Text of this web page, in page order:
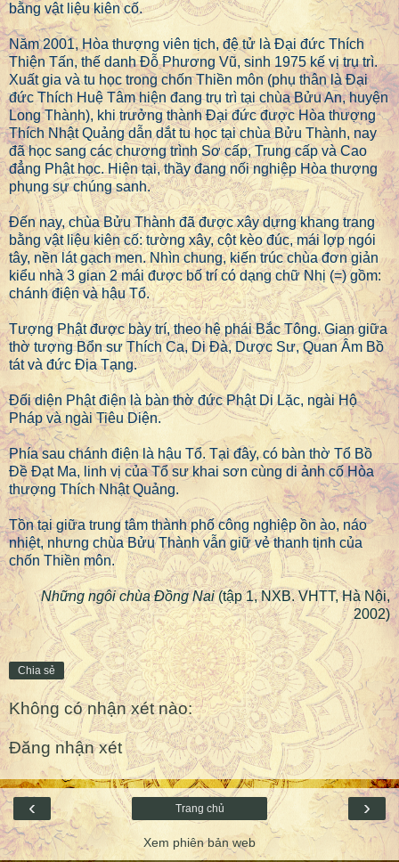
bằng vật liệu kiên cố.
Năm 2001, Hòa thượng viên tịch, đệ tử là Đại đức Thích
Thiện Tấn, thế danh Đỗ Phương Vũ, sinh 1975 kế vị trụ trì.
Xuất gia và tu học trong chốn Thiền môn (phụ thân là Đại
đức Thích Huệ Tâm hiện đang trụ trì tại chùa Bửu An, huyện
Long Thành), khi trưởng thành Đại đức được Hòa thượng
Thích Nhật Quảng dẫn dắt tu học tại chùa Bửu Thành, nay
đã học sang các chương trình Sơ cấp, Trung cấp và Cao
đẳng Phật học. Hiện tại, thầy đang nối nghiệp Hòa thượng
phụng sự chúng sanh.
Đến nay, chùa Bửu Thành đã được xây dựng khang trang
bằng vật liệu kiên cố: tường xây, cột kèo đúc, mái lợp ngói
tây, nền lát gạch men. Nhìn chung, kiến trúc chùa đơn giản
kiểu nhà 3 gian 2 mái được bố trí có dạng chữ Nhị (=) gồm:
chánh điện và hậu Tổ.
Tượng Phật được bày trí, theo hệ phái Bắc Tông. Gian giữa
thờ tượng Bổn sư Thích Ca, Di Đà, Dược Sư, Quan Âm Bồ
tát và đức Địa Tạng.
Đối diện Phật điện là bàn thờ đức Phật Di Lặc, ngài Hộ
Pháp và ngài Tiêu Diện.
Phía sau chánh điện là hậu Tổ. Tại đây, có bàn thờ Tổ Bồ
Đề Đạt Ma, linh vị của Tổ sư khai sơn cùng di ảnh cố Hòa
thượng Thích Nhật Quảng.
Tồn tại giữa trung tâm thành phố công nghiệp ồn ào, náo
nhiệt, nhưng chùa Bửu Thành vẫn giữ vẻ thanh tịnh của
chốn Thiền môn.
Những ngôi chùa Đồng Nai(tập 1, NXB. VHTT, Hà Nội,
2002)
Chia sẻ
Không có nhận xét nào:
Đăng nhận xét
‹ ›
Trang chủ
Xem phiên bản web